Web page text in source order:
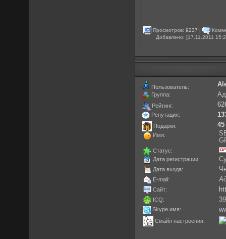
Просмотров: 9237 |
Добавлено: [17.11.2011
Пользователь:
Группа:
Рейтинг:
Репутация:
Подарки: 45
Имя:
Статус:
Дата регистрации:
Дата входа:
E-mail:
Сайт:
ICQ:
Skype имя:
Смайл настроения: